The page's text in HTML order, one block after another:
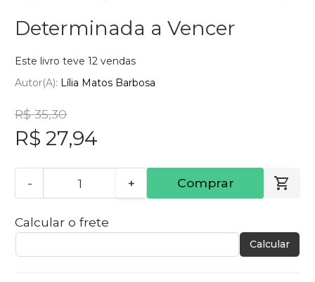
Determinada a Vencer
Este livro teve 12 vendas
Autor(a): Lília Matos Barbosa
R$ 35,30
R$ 27,94
- + Comprar
Calcular o frete
Calcular